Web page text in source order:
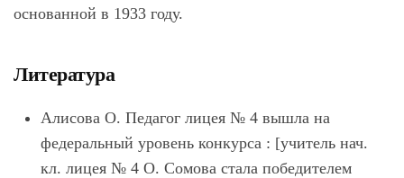
основанной в 1933 году.
Литература
Алисова О. Педагог лицея № 4 вышла на
федеральный уровень конкурса : [учитель нач.
кл. лицея № 4 О. Сомова стала победителем